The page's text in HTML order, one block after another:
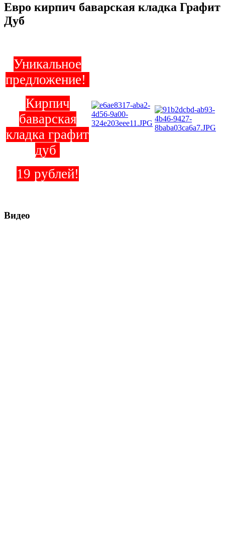
Евро кирпич баварская кладка Графит
Дуб
Уникальное
предложение!
Кирпич
баварская
кладка графит
дуб
19 рублей!
Видео